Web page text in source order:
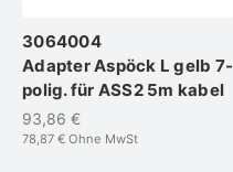
3064004
Adapter Aspöck L gelb 7-
polig. für ASS2 5m kabel
93,86 €
78,87 € Ohne MwSt